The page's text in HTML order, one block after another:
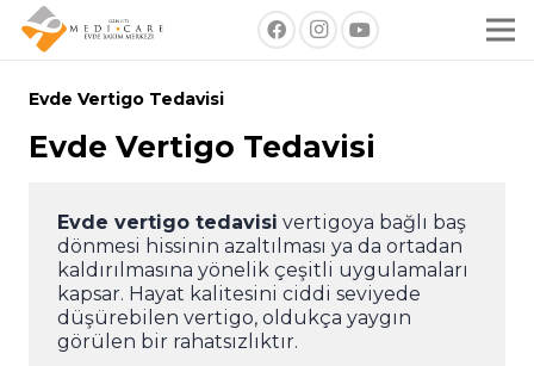
Evde Vertigo Tedavisi
Evde Vertigo Tedavisi
Evde vertigo tedavisi vertigoya bağlı baş
dönmesi hissinin azaltılması ya da ortadan
kaldırılmasına yönelik çeşitli uygulamaları
kapsar. Hayat kalitesini ciddi seviyede
düşürebilen vertigo, oldukça yaygın
görülen bir rahatsızlıktır.